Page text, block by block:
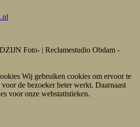
Foto- | Reclamestudio Obdam -
Wij gebruiken cookies om ervoor te
de bezoeker beter werkt. Daarnaast
voor onze webstatistieken.